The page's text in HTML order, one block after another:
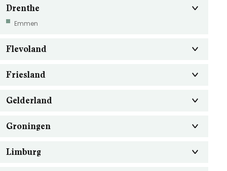
Drenthe
Emmen
Flevoland
Friesland
Gelderland
Groningen
Limburg